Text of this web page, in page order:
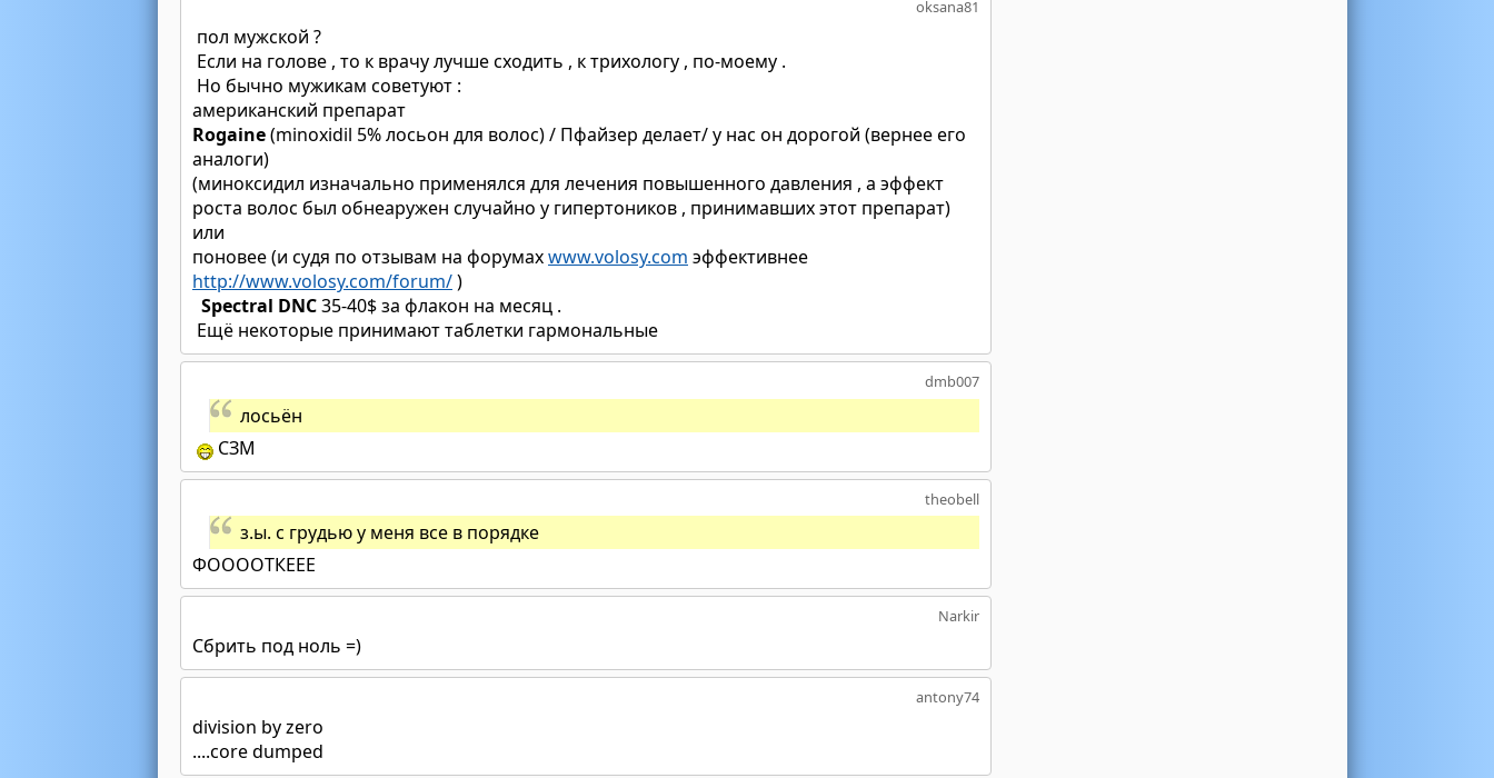
oksana81
пол мужской ?
Если на голове , то к врачу лучше сходить , к трихологу , по-моему .
Но бычно мужикам советуют :
американский препарат
Rogaine(minoxidil 5% лосьон для волос) / Пфайзер делает/ у нас он дорогой (вернее его
аналоги)
(миноксидил изначально применялся для лечения повышенного давления , а эффект
роста волос был обнеаружен случайно у гипертоников , принимавших этот препарат)
или
поновее (и судя по отзывам на форумахwww.volosy.com эффективнее
http://www.volosy.com/forum/)
Spectral DNC35-40$ за флакон на месяц .
Ещё некоторые принимают таблетки гармональные
dmb007
лосьён
СЗМ
theobell
з.ы. с грудью у меня все в порядке
ФООООТКЕЕЕ
Narkir
Сбрить под ноль =)
antony74
division by zero
....core dumped